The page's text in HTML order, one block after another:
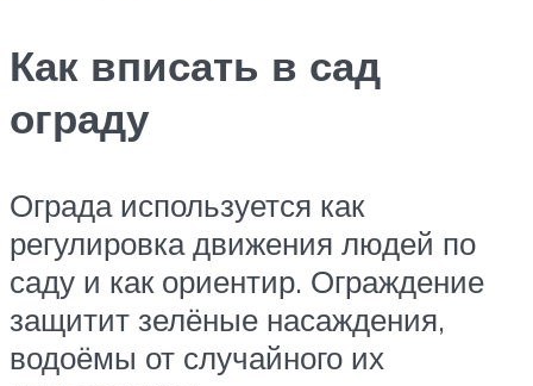
Как вписать в сад
ограду
Ограда используется как
регулировка движения людей по
саду и как ориентир. Ограждение
защитит зелёные насаждения,
водоёмы от случайного их